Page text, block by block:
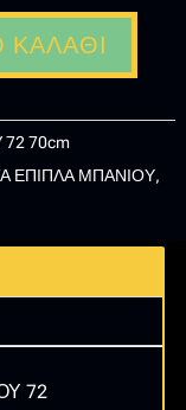
72 70cm
ΕΠΙΠΛΑ ΜΠΑΝΙΟΥ,
72